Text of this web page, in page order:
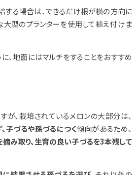
する場合は、できるだけ根が横の方向に
大型のプランターを使用して植え付けま
、地面にはマルチをすることをおすすめ
が、栽培されているメロンの大部分は、
子づるや孫づるにつく傾向があるため、
み取り、生育の良い子づるを3本残して